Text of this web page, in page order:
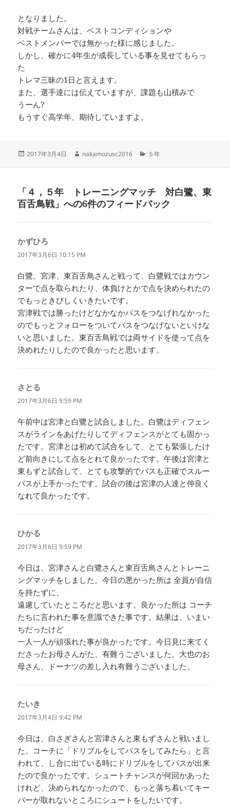
となりました。
対戦チームさんは、ベストコンディションや
ベストメンバーでは無かった様に感じました。
しかし、確かに4年生が成長している事を見せてもらっ
た
トレマ三昧の1日と言えます。
また、選手達には伝えていますが、課題も山積みで
うーん?
もうすぐ高学年、期待していますよ。
投
2017年3月4日
作
nakamozusc2016
カ
ー
５年
「４，５年 トレーニングマッチ 対白鷺、東
百舌鳥戦」への6件のフィードバック
かずひろ
り:
2017年3月6日 10:15 PM
白鷺、宮津、東百舌鳥さんと戦って、白鷺戦ではカウン
ターで点を取られたり、体負けとかで点を決められたの
でもっときびしくいきたいです。
宮津戦では勝ったけどなかなかパスをつなげれなかった
のでもっとフォローをついてパスをつなげないといけな
いと思いました。東百舌鳥戦では両サイドを使って点を
決めれたりしたので良かったと思います。
さとる
り:
2017年3月6日 9:59 PM
午前中は宮津と白鷺と試合しました。白鷺はディフェン
スがラインをあげたりしてディフェンスがとても固かっ
たです。宮津とは初めて試合をして、とても緊張したけ
ど前向きにして点をとれて良かったです。午後は宮津と
東もずと試合して、とても攻撃的でパスも正確でスルー
パスが上手かったです。試合の後は宮津の人達と仲良く
なれて良かったです。
ひかる
り:
2017年3月6日 9:59 PM
今日は、宮津さんと白鷺さんと東百舌鳥さんとトレーニ
ングマッチをしました。今日の悪かった所は 全員が自信
を持たずに、
遠慮していたところだと思います。良かった所は コーチ
たちに言われた事を意識できた事です。結果は、いまい
ちだったけど
一人一人が頑張れた事が良かったです。今日見に来てく
ださったお母さんがた、有難うございました。大也のお
母さん、ドーナツの差し入れ有難うございました。
たいき
り:
2017年3月4日 9:42 PM
今日は、白さぎさんと宮津さんと東もずさんと戦いまし
た。コーチに「ドリブルをしてパスをしてみたら」と言
われて、し合に出ている時にドリブルをしてパスが出来
たので良かったです。シュートチャンスが何回かあった
けれど、決められなかったので、もっと落ち着いてキー
パーが取れないところにシュートをしたいです。